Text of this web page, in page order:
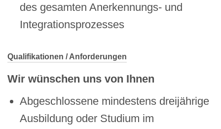
des gesamten Anerkennungs- und
Integrationsprozesses
Qualifikationen / Anforderungen
Wir wünschen uns von Ihnen
Abgeschlossene mindestens dreijährige
Ausbildung oder Studium im